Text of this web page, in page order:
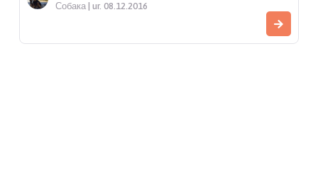
Собака | ur. 08.12.2016